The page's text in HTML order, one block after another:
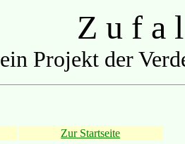
Z u f a
ein Projekt der
Zur Startseite